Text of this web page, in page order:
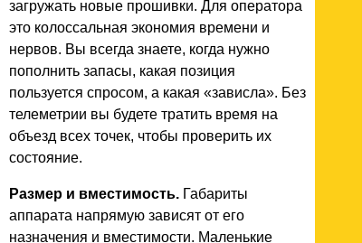
загружать новые прошивки. Для оператора
это колоссальная экономия времени и
нервов. Вы всегда знаете, когда нужно
пополнить запасы, какая позиция
пользуется спросом, а какая «зависла». Без
телеметрии вы будете тратить время на
объезд всех точек, чтобы проверить их
состояние.
Размер и вместимость. Габариты
аппарата напрямую зависят от его
назначения и вместимости. Маленькие